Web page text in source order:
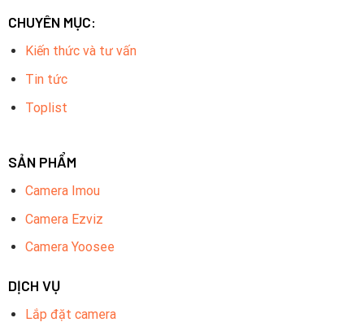
CHUYÊN MỤC:
Kiến thức và tư vấn
Tin tức
Toplist
SẢN PHẨM
Camera Imou
Camera Ezviz
Camera Yoosee
DỊCH VỤ
Lắp đặt camera